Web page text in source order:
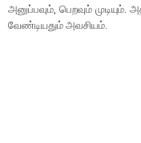
அனுப்பவும், பெறவும்
வேண்டியதும் அவசியம்.